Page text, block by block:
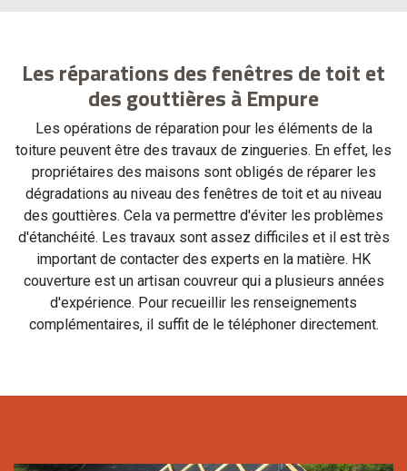
Les réparations des fenêtres de toit et
des gouttières à Empure
Les opérations de réparation pour les éléments de la
toiture peuvent être des travaux de zingueries. En effet, les
propriétaires des maisons sont obligés de réparer les
dégradations au niveau des fenêtres de toit et au niveau
des gouttières. Cela va permettre d'éviter les problèmes
d'étanchéité. Les travaux sont assez difficiles et il est très
important de contacter des experts en la matière. HK
couverture est un artisan couvreur qui a plusieurs années
d'expérience. Pour recueillir les renseignements
complémentaires, il suffit de le téléphoner directement.